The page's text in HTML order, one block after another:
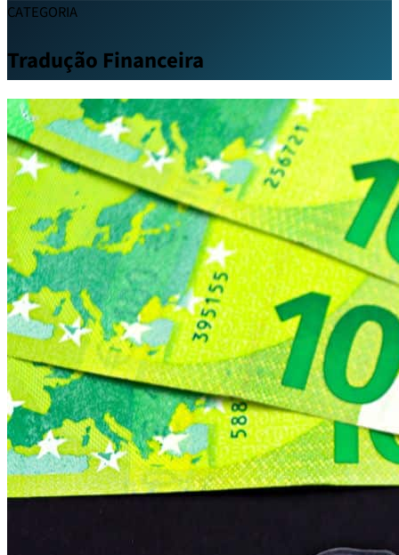
CATEGORIA
Tradução Financeira